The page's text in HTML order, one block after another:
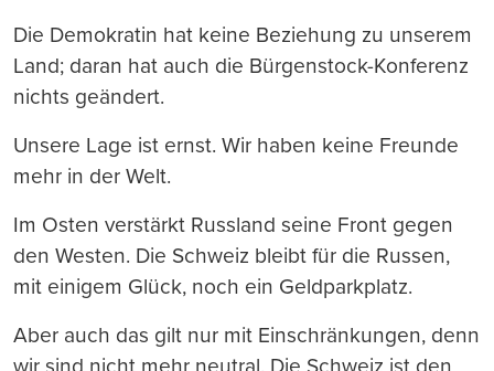
Die Demokratin hat keine Beziehung zu unserem
Land; daran hat auch die Bürgenstock-Konferenz
nichts geändert.
Unsere Lage ist ernst. Wir haben keine Freunde
mehr in der Welt.
Im Osten verstärkt Russland seine Front gegen
den Westen. Die Schweiz bleibt für die Russen,
mit einigem Glück, noch ein Geldparkplatz.
Aber auch das gilt nur mit Einschränkungen, denn
wir sind nicht mehr neutral. Die Schweiz ist den